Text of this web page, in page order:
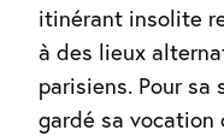
itinérant insolite
à des lieux
parisiens. Pour sa
gardé sa vocation